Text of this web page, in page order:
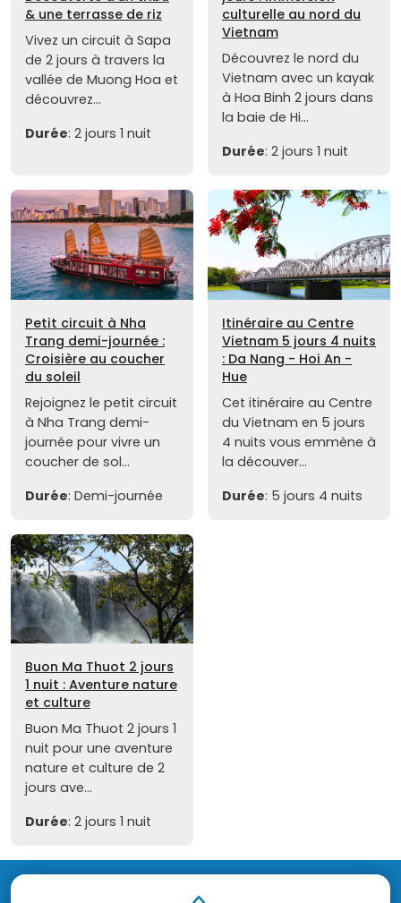
& une terrasse de riz
Vivez un circuit à Sapa
de 2 jours à travers la
vallée de Muong Hoa et
découvrez...
Durée: 2 jours 1 nuit
culturelle au nord du
Vietnam
Découvrez le nord du
Vietnam avec un kayak
à Hoa Binh 2 jours dans
la baie de Hi...
Durée: 2 jours 1 nuit
Petit circuit à Nha
Trang demi-journée :
Croisière au coucher
du soleil
Rejoignez le petit circuit
à Nha Trang demi-
journée pour vivre un
coucher de sol...
Durée: Demi-journée
Itinéraire au Centre
Vietnam 5 jours 4 nuits
: Da Nang - Hoi An -
Hue
Cet itinéraire au Centre
du Vietnam en 5 jours
4 nuits vous emmène à
la découver...
Durée: 5 jours 4 nuits
Buon Ma Thuot 2 jours
1 nuit : Aventure nature
et culture
Buon Ma Thuot 2 jours 1
nuit pour une aventure
nature et culture de 2
jours ave...
Durée: 2 jours 1 nuit